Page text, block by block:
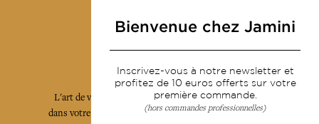
L'art de vivre JAMINI raconté avec poésie et élégance
dans votre boîte mail. Inscrivez vous à notre newsletter
Bienvenue chez Jamini
Inscrivez-vous à notre newsletter et
profitez de 10 euros offerts sur votre
première commande.
(hors commandes professionnelles)